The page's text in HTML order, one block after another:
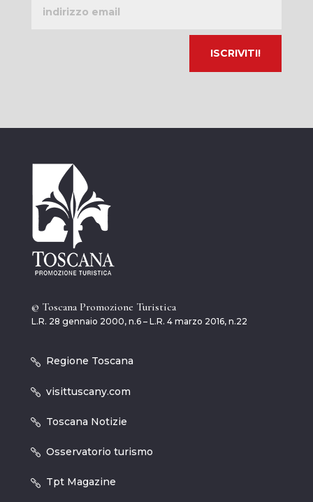
email
© Toscana Promozione Turistica
L.R. 28 gennaio 2000, n.6 – L.R. 4 marzo 2016, n.22
Regione Toscana
visittuscany.com
Toscana Notizie
Osservatorio turismo
Tpt Magazine